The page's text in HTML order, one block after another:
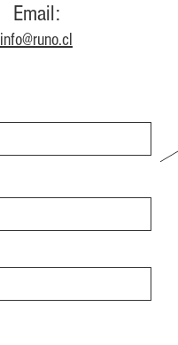
Email:
info@runo.cl